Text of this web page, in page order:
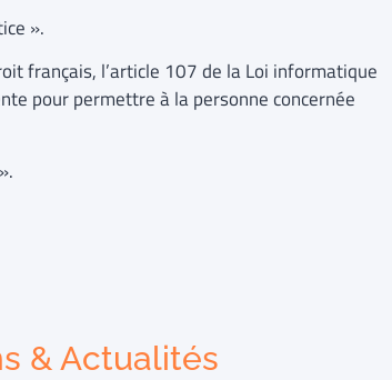
».
français, l’article 107 de la Loi informatique
pour permettre à la personne concernée
& Actualités